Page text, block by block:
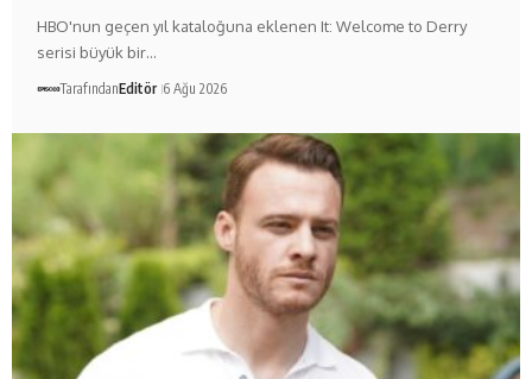
HBO'nun geçen yıl kataloğuna eklenen It: Welcome to Derry
serisi büyük bir…
TarafındanEditör 6 Ağu 2026